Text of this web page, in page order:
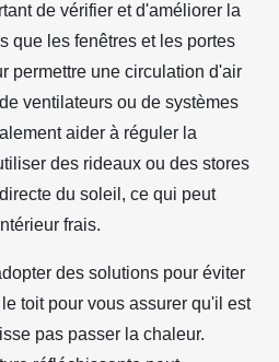
de vérifier et d'améliorer la
que les fenêtres et les portes
permettre une circulation d'air
ventilateurs ou de systèmes
aider à réguler la
des rideaux ou des stores
du soleil, ce qui peut
frais.
des solutions pour éviter
toit pour vous assurer qu'il est
pas passer la chaleur.